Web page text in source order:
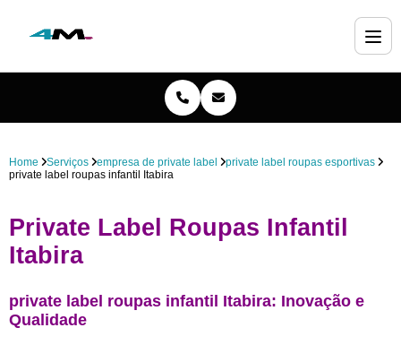
Home Serviços empresa de private label
private label roupas esportivas
private label roupas infantil Itabira
Private Label Roupas Infantil
Itabira
private label roupas infantil Itabira: Inovação e
Qualidade